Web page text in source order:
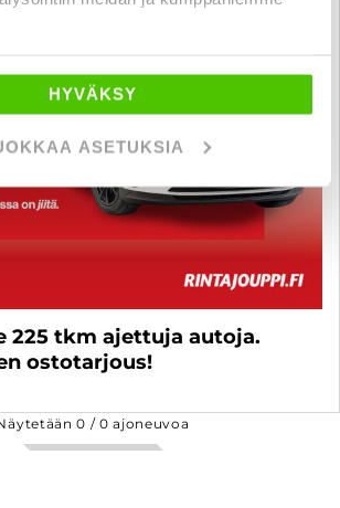
HYVÄKSY
ASETUKSIA
225 tkm ajettuja autoja.
ostotarjous!
0 /0 ajoneuvoa